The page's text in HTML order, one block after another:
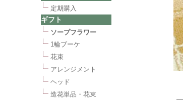
定期購入
ギフト
ソープフラワー
1輪ブーケ
花束
アレンジメント
ヘッド
造花単品・花束